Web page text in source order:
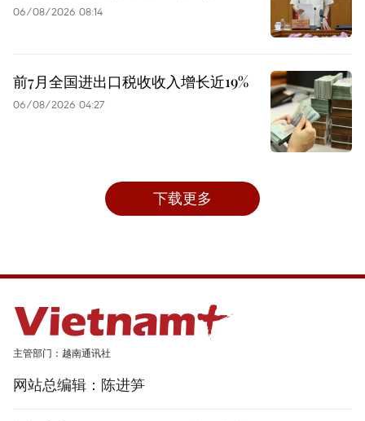
06/08/2026 08:14
前7月全国进出口税收收入增长近19%
06/08/2026 04:27
下载更多
主管部门：越南通讯社
网站总编辑：陈进笋